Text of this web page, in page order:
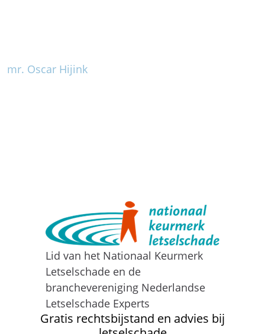
0800 44 55 000
Artikel 59 RVV autogordel
De verplichting om een autogordel te dragen staat
in artikel 59 Regelement verkeersregels en
verkeerstekens. Deze verplichting is in 1975